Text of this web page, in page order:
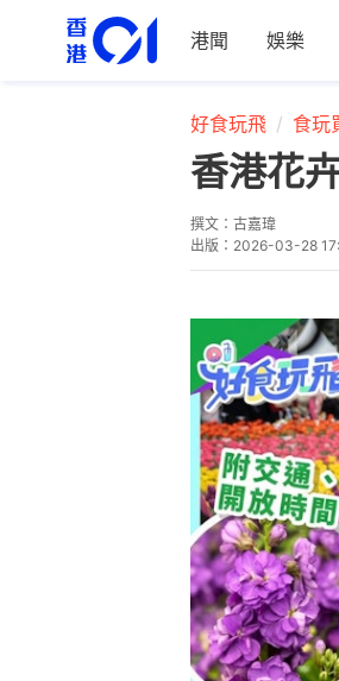
港聞 娛樂
好食玩飛 食玩
香港花
撰文： 古嘉瑋
出版： 2026-03-28